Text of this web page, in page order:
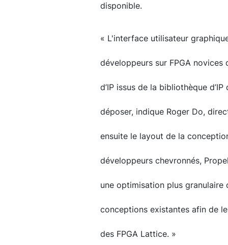
disponible.
« L'interface utilisateur
développeurs sur FPGA
d’IP issus de la bibliothèque
déposer, indique Roger Do,
ensuite le layout de la
développeurs chevronnés,
une optimisation plus
conceptions existantes afin de
des FPGA Lattice. »